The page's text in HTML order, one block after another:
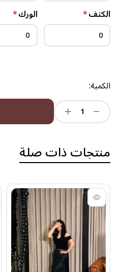
الكتف* الورك*
الكمية:
منتجات ذات صلة